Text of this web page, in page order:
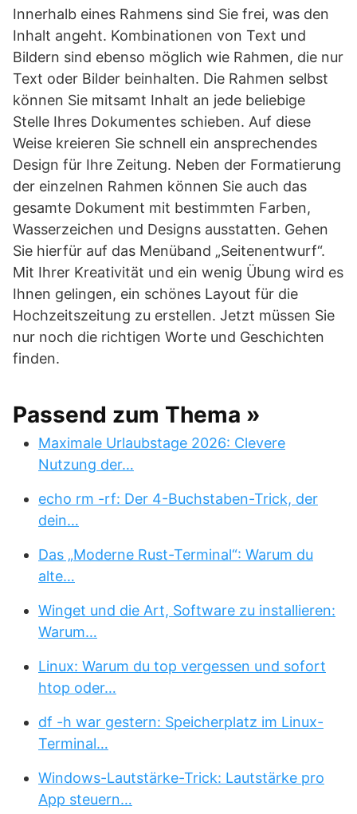
Innerhalb eines Rahmens sind Sie frei, was den
Inhalt angeht. Kombinationen von Text und
Bildern sind ebenso möglich wie Rahmen, die nur
Text oder Bilder beinhalten. Die Rahmen selbst
können Sie mitsamt Inhalt an jede beliebige
Stelle Ihres Dokumentes schieben. Auf diese
Weise kreieren Sie schnell ein ansprechendes
Design für Ihre Zeitung. Neben der Formatierung
der einzelnen Rahmen können Sie auch das
gesamte Dokument mit bestimmten Farben,
Wasserzeichen und Designs ausstatten. Gehen
Sie hierfür auf das Menüband „Seitenentwurf“.
Mit Ihrer Kreativität und ein wenig Übung wird es
Ihnen gelingen, ein schönes Layout für die
Hochzeitszeitung zu erstellen. Jetzt müssen Sie
nur noch die richtigen Worte und Geschichten
finden.
Passend zum Thema »
Maximale Urlaubstage 2026: Clevere
Nutzung der…
echo rm -rf: Der 4-Buchstaben-Trick, der
dein…
Das „Moderne Rust-Terminal“: Warum du
alte…
Winget und die Art, Software zu installieren:
Warum…
Linux: Warum du top vergessen und sofort
htop oder…
df -h war gestern: Speicherplatz im Linux-
Terminal…
Windows-Lautstärke-Trick: Lautstärke pro
App steuern…